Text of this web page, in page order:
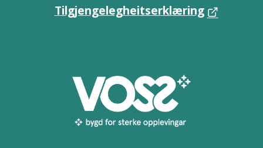
Tilgjengelegheitserklæring